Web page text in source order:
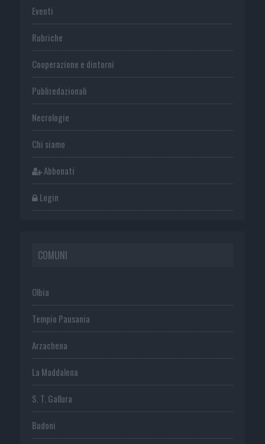
Eventi
Rubriche
Cooperazione e dintorni
Publiredazionali
Necrologie
Chi siamo
Abbonati
Login
COMUNI
Olbia
Tempio Pausania
Arzachena
La Maddalena
S. T. Gallura
Budoni